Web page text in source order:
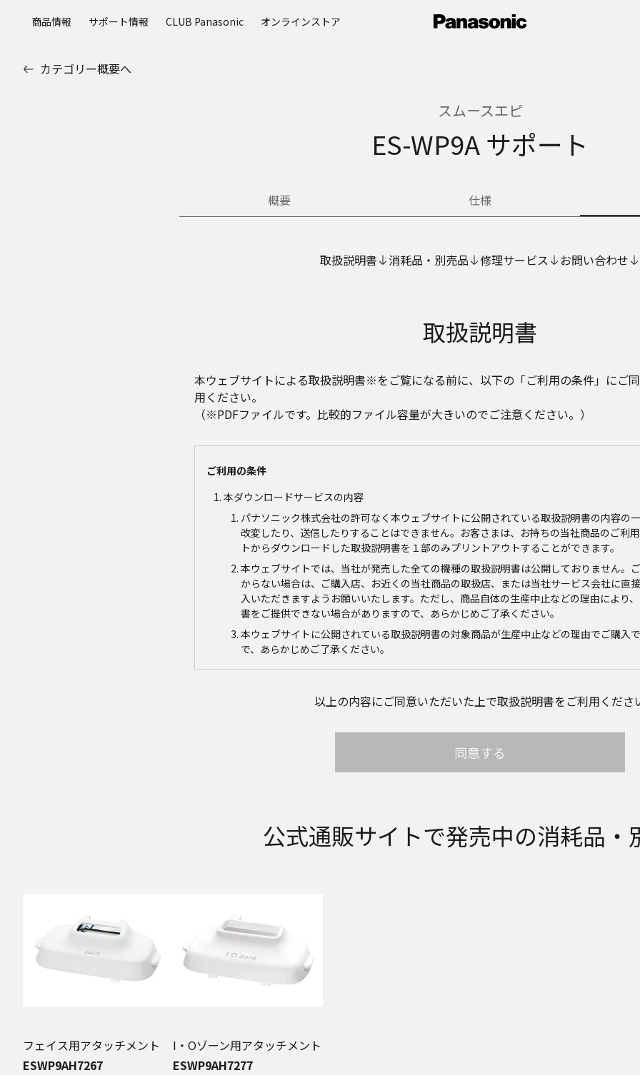
商品情報 サポート情報 CLUB Panasonic オンラインストア
カテゴリー概要へ
スムースエピ
ES-WP9A サポート
概要 仕様
取扱説明書 消耗品・別売品 修理サービス お問い合わせ
取扱説明書
本ウェブサイトによる取扱説明書※をご覧になる前に、以下の「ご利用の条件」にご
用ください。
（※PDFファイルです。比較的ファイル容量が大きいのでご注意ください。）
ご利用の条件
本ダウンロードサービスの内容
パナソニック株式会社の許可なく本ウェブサイトに公開されている取扱説明書の内容の
改変したり、送信したりすることはできません。お客さまは、お持ちの当社商品のご利
トからダウンロードした取扱説明書を１部のみプリントアウトすることができます。
本ウェブサイトでは、当社が発売した全ての機種の取扱説明書は公開しておりません。
からない場合は、ご購入店、お近くの当社商品の取扱店、または当社サービス会社に直
入いただきますようお願いいたします。ただし、商品自体の生産中止などの理由により
書をご提供できない場合がありますので、あらかじめご了承ください。
本ウェブサイトに公開されている取扱説明書の対象商品が生産中止などの理由でご購入
で、あらかじめご了承ください。
取扱説明書の内容
社は、お客様の個人情報やご相談内容を、ご相談への対応や修理、その確認などのため
者に提供しません。お問い合わせは、ご相談された窓口にご連絡ください。
なお、本ウェブサイトに公開されている取扱説明書は、原則として商品が発売された当
品に同梱される取扱説明書が改訂されている場合、当社の選択により、予告なく、発売
版を本ウェブサイトに掲載する場合もあります。ただし、本ウェブサイトに公開されて
商品ご使用時の安全上のご注意については、取扱説明書に記載または別途同梱の別紙に
ますが、本ウェブサイトでは別紙にて提供している情報は公開しておりません。
取扱説明書中に記載する安全上のご注意は、法的規制などの変化に応じて変更する場合
品に関し、本ウェブサイトに公開されている取扱説明書に記載の安全上のご注意につい
報の損失などによる損害を含む）が生じ、たとえそのような損害の発生や第三者からの賠償
ついてあらかじめ知らされた場合でも、当社は一切責任を負いませんことをご了承ください
以上の内容にご同意いただいた上で取扱説明書をご利用くださ
同意する
公式通販サイトで発売中の消耗品・
フェイス用アタッチメント
ESWP9AH7267
I・Oゾーン用アタッチメント
ESWP9AH7277